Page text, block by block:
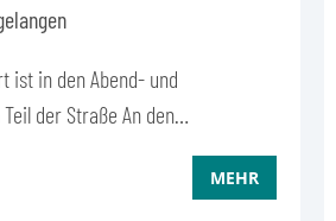
ist in den Abend- und
der Straße An den…
MEHR